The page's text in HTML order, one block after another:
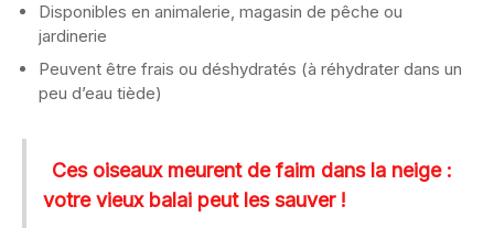
Disponibles en animalerie, magasin de pêche ou
jardinerie
Peuvent être frais ou déshydratés (à réhydrater dans un
peu d’eau tiède)
Ces oiseaux meurent de faim dans la neige :
votre vieux balai peut les sauver !